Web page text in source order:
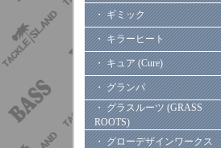
・ ギミック
・ キラーヒート
・ キュア (Cure)
・ グランパ
・ グラスルーツ (GRASS
ROOTS)
・ グローデザインワークス